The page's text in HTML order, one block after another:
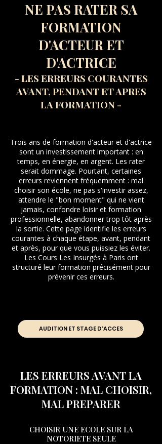
NE PAS RATER SA
FORMATION
D'ACTEUR ET
D'ACTRICE
- LES ERREURS COURANTES
AVANT, PENDANT ET APRES
LA FORMATION -
Trois ans de formation d'acteur et d'actrice
sont un investissement important : en
temps, en énergie, en argent. Les rater
serait dommage. Pourtant, certaines
erreurs reviennent fréquemment : mal
choisir son école, ne pas s'investir assez,
attendre le "bon moment" qui ne vient
jamais, confondre loisir et formation
professionnelle, abandonner trop tôt après
la sortie. Cette page identifie les erreurs
courantes à chaque étape, avant, pendant
et après, pour que vous puissiez les éviter.
Les Cours Les Insurgés à Paris ont
structuré leur formation précisément pour
prévenir ces erreurs.
LES ERREURS AVANT LA
FORMATION : MAL CHOISIR,
MAL PREPARER
CHOISIR UNE ECOLE SUR LA
NOTORIETE SEULE
AUDITION ET STAGE D'ACCES